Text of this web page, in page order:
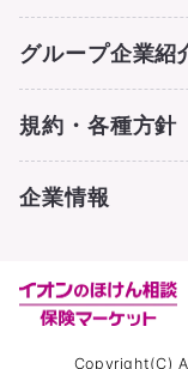
グループ企業紹
規約・各種方針
企業情報
Copyright(C)